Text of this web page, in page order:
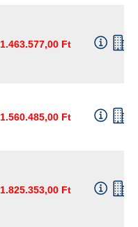
1.463.577,00 Ft
1.560.485,00 Ft
1.825.353,00 Ft